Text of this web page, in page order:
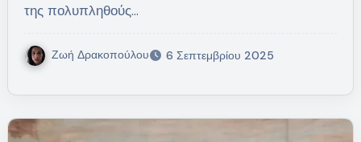
της πολυπληθούς…
Ζωή Δρακοπούλου 6 Σεπτεμβρίου 2025